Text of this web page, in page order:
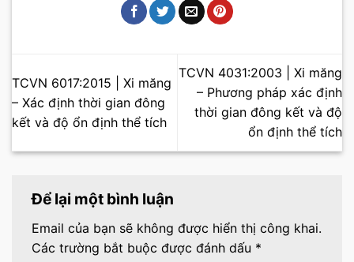
TCVN 6017:2015 | Xi măng
– Xác định thời gian đông
kết và độ ổn định thể tích
TCVN 4031:2003 | Xi măng
– Phương pháp xác định
thời gian đông kết và độ
ổn định thể tích
Để lại một bình luận
Email của bạn sẽ không được hiển thị công khai.
Các trường bắt buộc được đánh dấu *